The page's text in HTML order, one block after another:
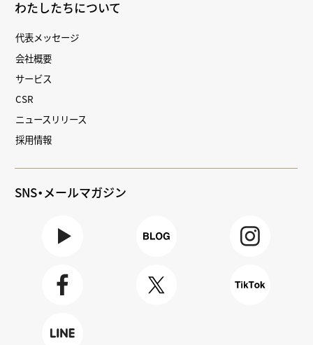
わたしたちについて
代表メッセージ
会社概要
サービス
CSR
ニュースリリース
採用情報
SNS・メールマガジン